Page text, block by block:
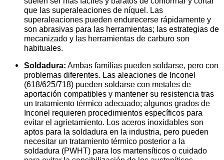
que las superaleaciones de níquel. Las
superaleaciones pueden endurecerse rápidamente y
son abrasivas para las herramientas; las estrategias de
mecanizado y las herramientas de carburo son
habituales.
Soldadura: Ambas familias pueden soldarse, pero con
problemas diferentes. Las aleaciones de Inconel
(618/625/718) pueden soldarse con metales de
aportación compatibles y mantener su resistencia tras
un tratamiento térmico adecuado; algunos grados de
Inconel requieren procedimientos específicos para
evitar el agrietamiento. Los aceros inoxidables son
aptos para la soldadura en la industria, pero pueden
necesitar un tratamiento térmico posterior a la
soldadura (PWHT) para los martensíticos o cuidado